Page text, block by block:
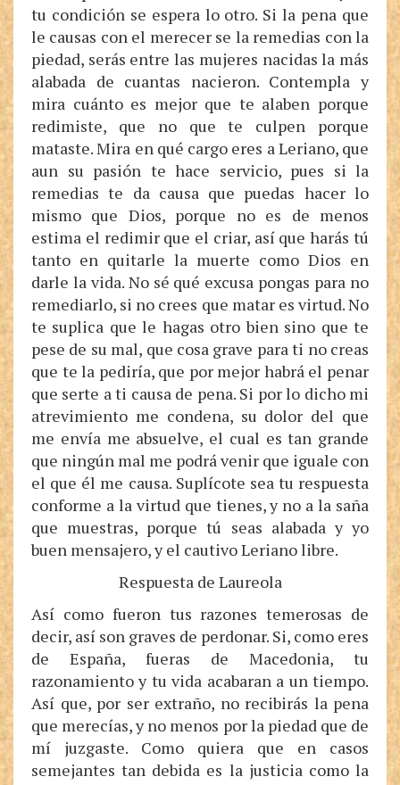
tu condición se espera lo otro. Si la pena que
le causas con el merecer se la remedias con la
piedad, serás entre las mujeres nacidas la más
alabada de cuantas nacieron. Contempla y
mira cuánto es mejor que te alaben porque
redimiste, que no que te culpen porque
mataste. Mira en qué cargo eres a Leriano, que
aun su pasión te hace servicio, pues si la
remedias te da causa que puedas hacer lo
mismo que Dios, porque no es de menos
estima el redimir que el criar, así que harás tú
tanto en quitarle la muerte como Dios en
darle la vida. No sé qué excusa pongas para no
remediarlo, si no crees que matar es virtud. No
te suplica que le hagas otro bien sino que te
pese de su mal, que cosa grave para ti no creas
que te la pediría, que por mejor habrá el penar
que serte a ti causa de pena. Si por lo dicho mi
atrevimiento me condena, su dolor del que
me envía me absuelve, el cual es tan grande
que ningún mal me podrá venir que iguale con
el que él me causa. Suplícote sea tu respuesta
conforme a la virtud que tienes, y no a la saña
que muestras, porque tú seas alabada y yo
buen mensajero, y el cautivo Leriano libre.
Respuesta de Laureola
Así como fueron tus razones temerosas de
decir, así son graves de perdonar. Si, como eres
de España, fueras de Macedonia, tu
razonamiento y tu vida acabaran a un tiempo.
Así que, por ser extraño, no recibirás la pena
que merecías, y no menos por la piedad que de
mí juzgaste. Como quiera que en casos
semejantes tan debida es la justicia como la